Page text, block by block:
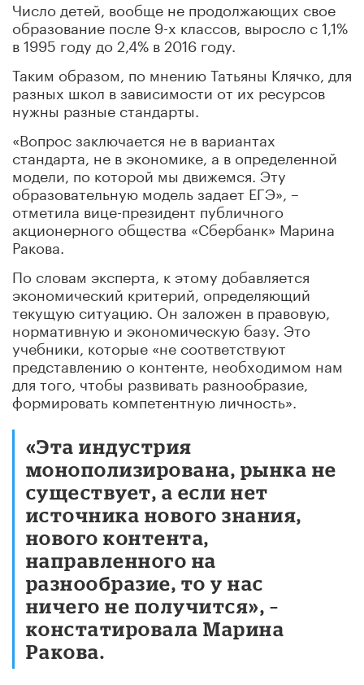
Число детей, вообще не продолжающих свое
образование после 9-х классов, выросло с 1,1%
в 1995 году до 2,4% в 2016 году.
Таким образом, по мнению Татьяны Клячко, для
разных школ в зависимости от их ресурсов
нужны разные стандарты.
«Вопрос заключается не в вариантах
стандарта, не в экономике, а в определенной
модели, по которой мы движемся. Эту
образовательную модель задает ЕГЭ», –
отметила вице-президент публичного
акционерного общества «Сбербанк» Марина
Ракова.
По словам эксперта, к этому добавляется
экономический критерий, определяющий
текущую ситуацию. Он заложен в правовую,
нормативную и экономическую базу. Это
учебники, которые «не соответствуют
представлению о контенте, необходимом нам
для того, чтобы развивать разнообразие,
формировать компетентную личность».
«Эта индустрия
монополизирована, рынка не
существует, а если нет
источника нового знания,
нового контента,
направленного на
разнообразие, то у нас
ничего не получится», –
констатировала Марина
Ракова.